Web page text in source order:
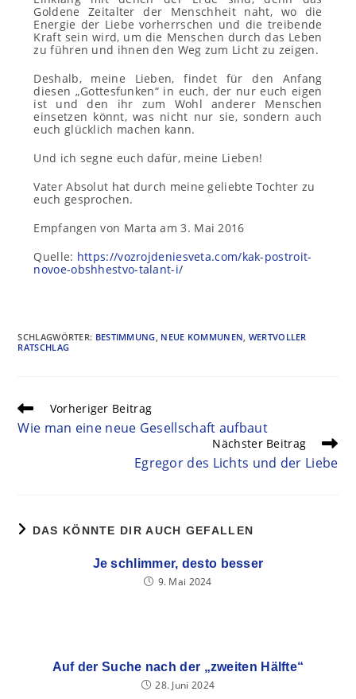
Goldene Zeitalter der Menschheit naht, wo die
Energie der Liebe vorherrschen und die treibende
Kraft sein wird, um die Menschen durch das Leben
zu führen und ihnen den Weg zum Licht zu zeigen.
Deshalb, meine Lieben, findet für den Anfang
diesen „Gottesfunken“ in euch, der nur euch eigen
ist und den ihr zum Wohl anderer Menschen
einsetzen könnt, was nicht nur sie, sondern auch
euch glücklich machen kann.
Und ich segne euch dafür, meine Lieben!
Vater Absolut hat durch meine geliebte Tochter zu
euch gesprochen.
Empfangen von Marta am 3. Mai 2016
Quelle: https://vozrojdeniesveta.com/kak-postroit-
novoe-obshhestvo-talant-i/
SCHLAGWÖRTER: BESTIMMUNG, NEUE KOMMUNEN, WERTVOLLER
RATSCHLAG
Vorheriger Beitrag
Wie man eine neue Gesellschaft aufbaut
Nächster Beitrag
Egregor des Lichts und der Liebe
DAS KÖNNTE DIR AUCH GEFALLEN
Je schlimmer, desto besser
9. Mai 2024
Auf der Suche nach der „zweiten Hälfte“
28. Juni 2024